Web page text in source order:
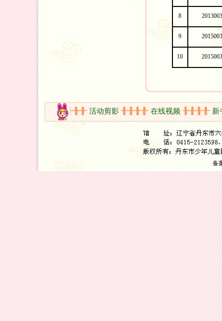
8
9
10
开放时间 活动剪影 在线视频 新书
备